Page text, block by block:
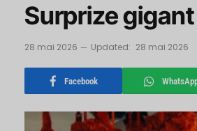
Surprize
28 mai 2026 Updated: 28 mai 2026
Facebook